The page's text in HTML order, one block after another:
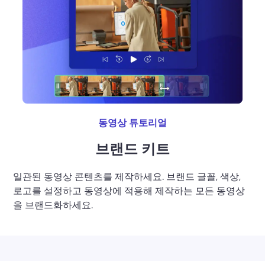
동영상 튜토리얼
브랜드 키트
일관된 동영상 콘텐츠를 제작하세요. 브랜드 글꼴, 색상,
로고를 설정하고 동영상에 적용해 제작하는 모든 동영상
을 브랜드화하세요.